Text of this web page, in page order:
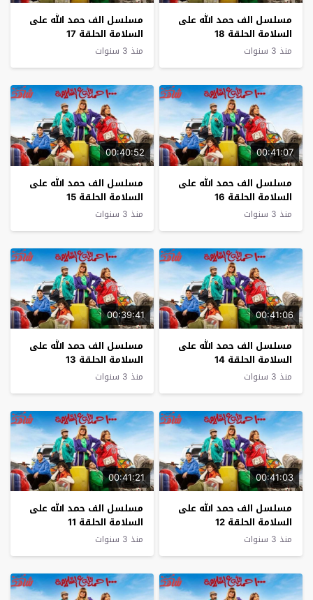
مسلسل الف حمد الله على
السلامة الحلقة 18
منذ 3 سنوات
مسلسل الف حمد الله على
السلامة الحلقة 17
منذ 3 سنوات
00:41:07
مسلسل الف حمد الله على
السلامة الحلقة 16
منذ 3 سنوات
00:40:52
مسلسل الف حمد الله على
السلامة الحلقة 15
منذ 3 سنوات
00:41:06
مسلسل الف حمد الله على
السلامة الحلقة 14
منذ 3 سنوات
00:39:41
مسلسل الف حمد الله على
السلامة الحلقة 13
منذ 3 سنوات
00:41:03
مسلسل الف حمد الله على
السلامة الحلقة 12
منذ 3 سنوات
00:41:21
مسلسل الف حمد الله على
السلامة الحلقة 11
منذ 3 سنوات